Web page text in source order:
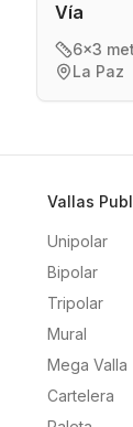
Vía
6x3
La Paz
Vallas
Unipolar
Bipolar
Tripolar
Mural
Mega Valla
Cartelera